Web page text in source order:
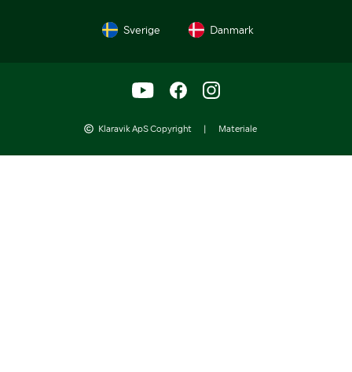
Sverige Danmark
Klaravik ApS Copyright | Materiale